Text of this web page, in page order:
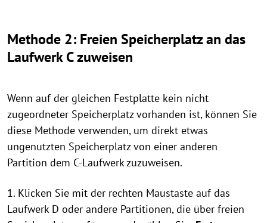
Methode 2: Freien Speicherplatz an das
Laufwerk C zuweisen
Wenn auf der gleichen Festplatte kein nicht
zugeordneter Speicherplatz vorhanden ist, können Sie
diese Methode verwenden, um direkt etwas
ungenutzten Speicherplatz von einer anderen
Partition dem C-Laufwerk zuzuweisen.
1. Klicken Sie mit der rechten Maustaste auf das
Laufwerk D oder andere Partitionen, die über freien